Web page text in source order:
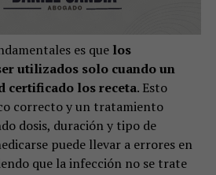
es que los
utilizados solo cuando un
certificado los receta. Esto
correcto y un tratamiento
dosis, duración y tipo de
puede llevar a errores en
que la infección no se trate